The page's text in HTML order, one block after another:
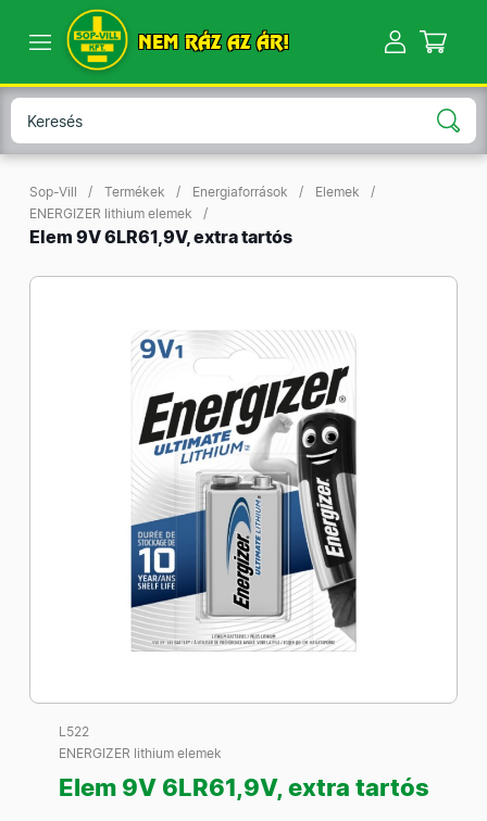
NEM RÁZ AZ ÁR!
Sop-Vill Termékek Energiaforrások
Elemek
ENERGIZER lithium elemek
Elem 9V 6LR61,9V, extra tartós
L522
ENERGIZER lithium elemek
Elem 9V 6LR61,9V, extra tartós